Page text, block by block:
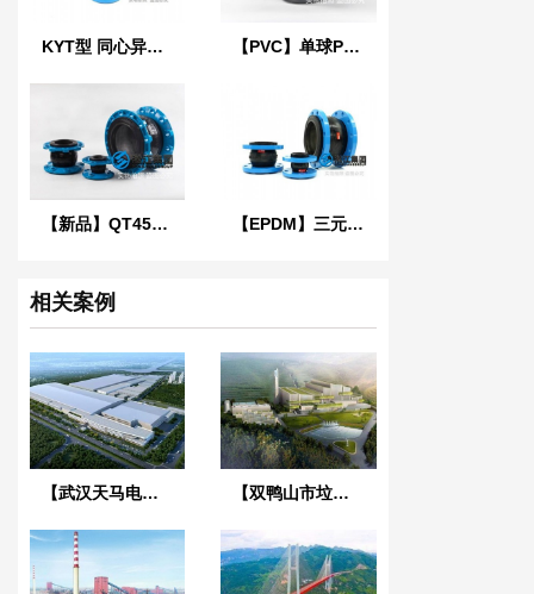
KYT型 同心异径橡胶接头 【PVC】单球PVC法兰橡胶接头
【新品】QT450球墨铸铁法兰橡胶接头 【EPDM】三元乙丙橡胶软接头
相关案例
【武汉天马电子新型显示产业中心】废水系统橡胶接头合同 【双鸭山市垃圾焚烧发电项目】ZTY-50吊式减振器合同